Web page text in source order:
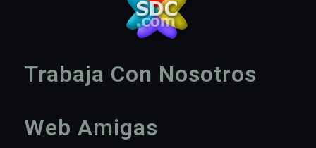
Trabaja Con Nosotros
Web Amigas